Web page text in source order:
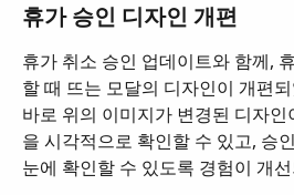
휴가 승인 디자인 개편
휴가 취소 승인 업데이트와 함께,
할 때 뜨는 모달의 디자인이 개편
바로 위의 이미지가 변경된 디자
을 시각적으로 확인할 수 있고, 승
눈에 확인할 수 있도록 경험이 개